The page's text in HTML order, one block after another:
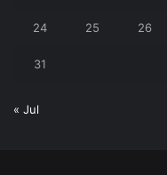
24 25 26
31
« Jul